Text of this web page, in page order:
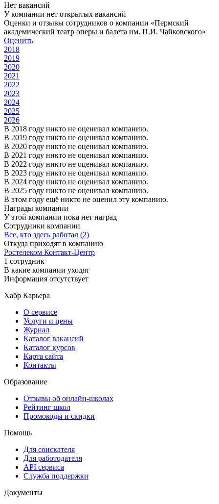
Нет вакансий
У компании нет открытых вакансий
Оценки и отзывы сотрудников о компании «Пермский
академический театр оперы и балета им. П.И. Чайковского»
Оценить
2018
2019
2020
2021
2022
2023
2024
2025
2026
В 2018 году никто не оценивал компанию.
В 2019 году никто не оценивал компанию.
В 2020 году никто не оценивал компанию.
В 2021 году никто не оценивал компанию.
В 2022 году никто не оценивал компанию.
В 2023 году никто не оценивал компанию.
В 2024 году никто не оценивал компанию.
В 2025 году никто не оценивал компанию.
В этом году ещё никто не оценил эту компанию.
Награды компании
У этой компании пока нет наград
Сотрудники компании
Все, кто здесь работал (2)
Откуда приходят в компанию
Ростелеком Контакт-Центр
1 сотрудник
В какие компании уходят
Информация отсутствует
Хабр Карьера
О сервисе
Услуги и цены
Журнал
Каталог вакансий
Каталог курсов
Карта сайта
Контакты
Образование
Отзывы об онлайн-школах
Рейтинг школ
Промокоды и скидки
Помощь
Для соискателя
Для работодателя
API сервиса
Служба поддержки
Документы